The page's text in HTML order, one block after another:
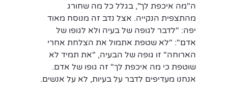
ה"מה איכפת לך", בגלל כל מה שחורג
מהתצפית הנקייה. אצל נדב זה מנוסח מאוד
יפה: "לדבר לגופה של בעיה ולא לגופו של
אדם": "לא שטפת אתמול את הצלחת אחרי
הארוחה" זו גופה של הבעיה, "את תמיד לא
שוטפת כי מה איכפת לך" זה גופו של אדם.
אנחנו מעדיפים לדבר על בעיות, לא על אנשים.